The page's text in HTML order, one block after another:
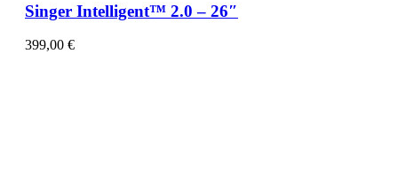
Singer Intelligent™ 2.0 – 26″
399,00 €